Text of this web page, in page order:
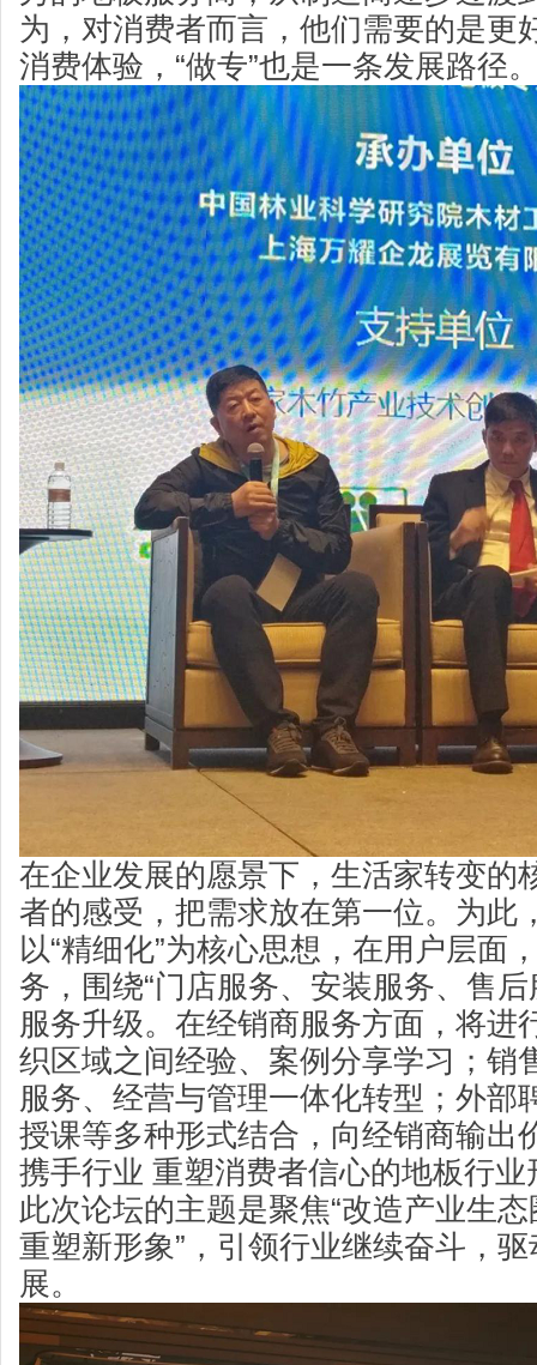
为，对消费者而言，他们需要的是更
消费体验，“做专”也是一条发展路径
在企业发展的愿景下，生活家转变的
者的感受，把需求放在第一位。为此
以“精细化”为核心思想，在用户层面
务，围绕“门店服务、安装服务、售
服务升级。在经销商服务方面，将进
织区域之间经验、案例分享学习；销
服务、经营与管理一体化转型；外部
授课等多种形式结合，向经销商输出
携手行业 重塑消费者信心的地板行业
此次论坛的主题是聚焦“改造产业生
重塑新形象”，引领行业继续奋斗，
展。